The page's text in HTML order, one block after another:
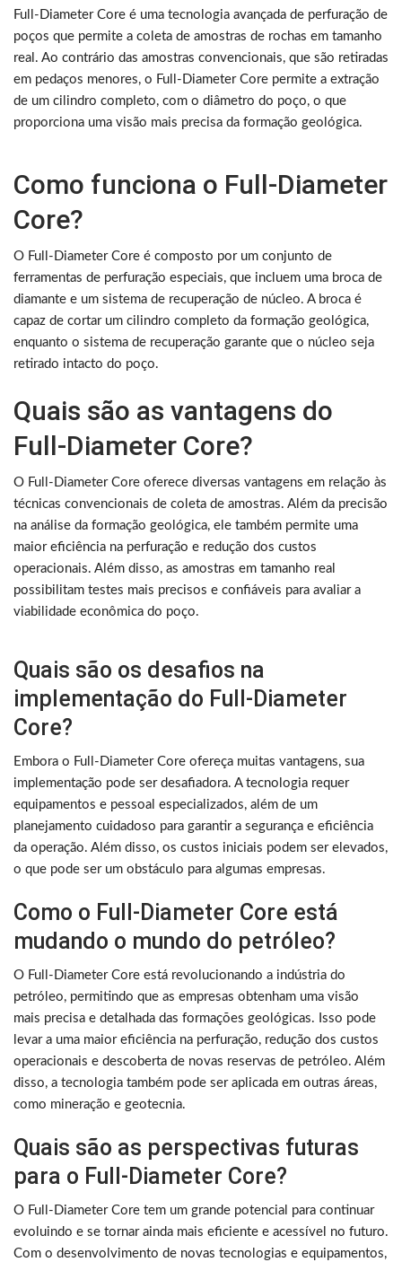
Full-Diameter Core é uma tecnologia avançada de perfuração de
poços que permite a coleta de amostras de rochas em tamanho
real. Ao contrário das amostras convencionais, que são retiradas
em pedaços menores, o Full-Diameter Core permite a extração
de um cilindro completo, com o diâmetro do poço, o que
proporciona uma visão mais precisa da formação geológica.
Como funciona o Full-Diameter
Core?
O Full-Diameter Core é composto por um conjunto de
ferramentas de perfuração especiais, que incluem uma broca de
diamante e um sistema de recuperação de núcleo. A broca é
capaz de cortar um cilindro completo da formação geológica,
enquanto o sistema de recuperação garante que o núcleo seja
retirado intacto do poço.
Quais são as vantagens do
Full-Diameter Core?
O Full-Diameter Core oferece diversas vantagens em relação às
técnicas convencionais de coleta de amostras. Além da precisão
na análise da formação geológica, ele também permite uma
maior eficiência na perfuração e redução dos custos
operacionais. Além disso, as amostras em tamanho real
possibilitam testes mais precisos e confiáveis para avaliar a
viabilidade econômica do poço.
Quais são os desafios na
implementação do Full-Diameter
Core?
Embora o Full-Diameter Core ofereça muitas vantagens, sua
implementação pode ser desafiadora. A tecnologia requer
equipamentos e pessoal especializados, além de um
planejamento cuidadoso para garantir a segurança e eficiência
da operação. Além disso, os custos iniciais podem ser elevados,
o que pode ser um obstáculo para algumas empresas.
Como o Full-Diameter Core está
mudando o mundo do petróleo?
O Full-Diameter Core está revolucionando a indústria do
petróleo, permitindo que as empresas obtenham uma visão
mais precisa e detalhada das formações geológicas. Isso pode
levar a uma maior eficiência na perfuração, redução dos custos
operacionais e descoberta de novas reservas de petróleo. Além
disso, a tecnologia também pode ser aplicada em outras áreas,
como mineração e geotecnia.
Quais são as perspectivas futuras
para o Full-Diameter Core?
O Full-Diameter Core tem um grande potencial para continuar
evoluindo e se tornar ainda mais eficiente e acessível no futuro.
Com o desenvolvimento de novas tecnologias e equipamentos,